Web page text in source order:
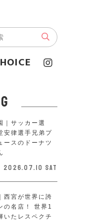
｜サッカー選
安律選手兄弟プ
ースのドーナツ
2026.07.10 Sat
西宮が世界に誇
の名店！ 世界1
いたレスペクチ